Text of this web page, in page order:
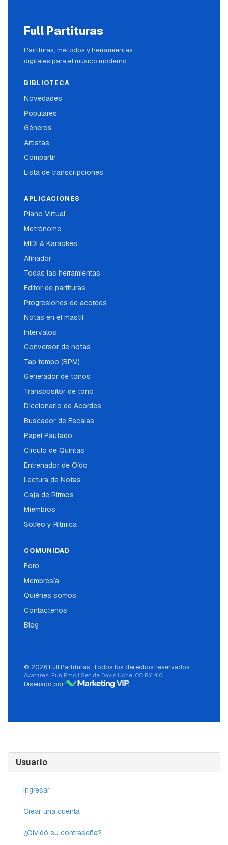
Full Partituras
Partituras, métodos y herramientas
digitales para el músico moderno.
BIBLIOTECA
Novedades
Populares
Géneros
Artistas
Compartir
Lista de transcripciones
APLICACIONES
Piano Virtual
Metrónomo
MIDI & Karaokes
Afinador
Todas las herramientas
Editor de partituras
Progresiones de acordes
Notas en el mastil
Intervalos
Conversor de notas
Tap tempo (BPM)
Generador de tonos
Transpositor de tono
Diccionario de Acordes
Buscador de Escalas
Papel Pautado
Círculo de Quintas
Entrenador de Oído
Lectura de Notas
Caja de Ritmos
Miembros
Solfeo y Ritmica
COMUNIDAD
Foro
Membresía
Quiénes somos
Contáctenos
Blog
© 2026 Full Partituras. Todos los derechos reservados.
Avatares: Fun Emoji Set de Davis Uche, CC BY 4.0
Diseñado por
Usuario
Ingresar
Crear una cuenta
¿Olvidó su contraseña?